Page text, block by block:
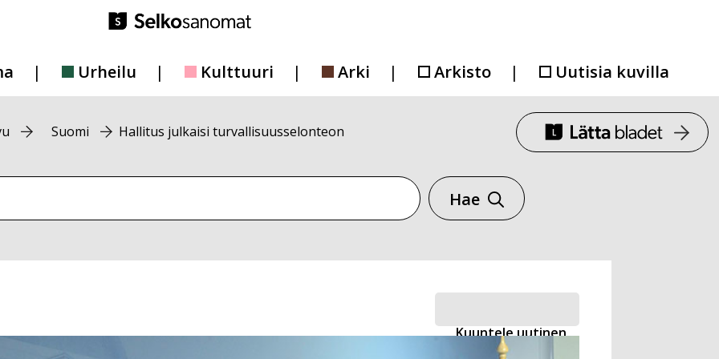
Urheilu Kulttuuri Arki Arkisto Uutisia kuvilla
Suomi Hallitus julkaisi turvallisuusselonteon
Hae
Kuuntele uutinen